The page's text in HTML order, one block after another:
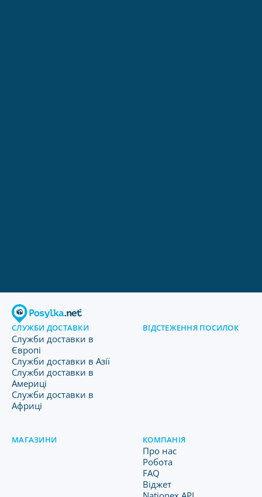
СЛУЖБИ ДОСТАВКИ
Служби доставки в
Європі
Служби доставки в Азії
Служби доставки в
Америці
Служби доставки в
Африці
ВІДСТЕЖЕННЯ ПОСИЛОК
МАГАЗИНИ КОМПАНІЯ
Про нас
Робота
FAQ
Віджет